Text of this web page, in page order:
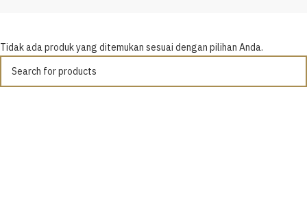
Tidak ada produk yang ditemukan sesuai dengan pilihan Anda.